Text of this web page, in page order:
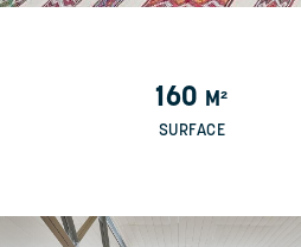
160 M²
SURFACE